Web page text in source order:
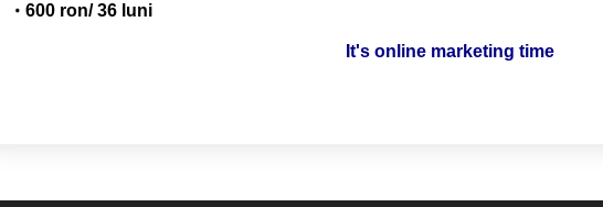
600 ron/ 36 luni
It's online marketing time